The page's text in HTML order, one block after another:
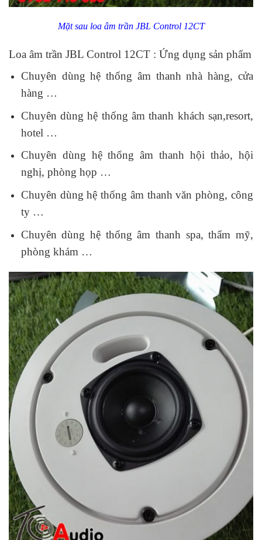
Mặt sau loa âm trần JBL Control 12CT
Loa âm trần JBL Control 12CT : Ứng dụng sản phẩm
Chuyên dùng hệ thống âm thanh nhà hàng, cửa
hàng …
Chuyên dùng hệ thống âm thanh khách sạn,resort,
hotel …
Chuyên dùng hệ thống âm thanh hội thảo, hội
nghị, phòng họp …
Chuyên dùng hệ thống âm thanh văn phòng, công
ty …
Chuyên dùng hệ thống âm thanh spa, thẩm mỹ,
phòng khám …